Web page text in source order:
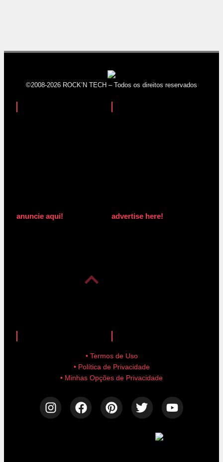
©2008-2026 ROCK’N TECH – Todos os direitos reservados
anuncie aqui! advertise here!
• Termos de Uso
• Política de Privacidade
• Minhas Opções de Privacidade